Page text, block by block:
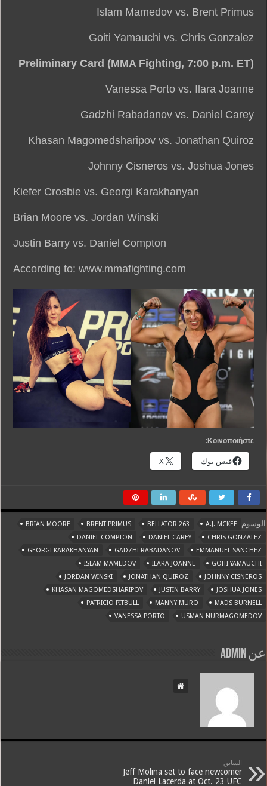
Islam Mamedov vs. Brent Primus
Goiti Yamauchi vs. Chris Gonzalez
Preliminary Card (MMA Fighting, 7:00 p.m. ET)
Vanessa Porto vs. Ilara Joanne
Gadzhi Rabadanov vs. Daniel Carey
Khasan Magomedsharipov vs. Jonathan Quiroz
Johnny Cisneros vs. Joshua Jones
Kiefer Crosbie vs. Georgi Karakhanyan
Brian Moore vs. Jordan Winski
Justin Barry vs. Daniel Compton
According to: www.mmafighting.com
Κοινοποιήστε:
فيس بوك X
الوسوم A.J. MCKEE
BELLATOR 263
BRENT PRIMUS
BRIAN MOORE
CHRIS GONZALEZ
DANIEL CAREY
DANIEL COMPTON
EMMANUEL SANCHEZ
GADZHI RABADANOV
GEORGI KARAKHANYAN
GOITI YAMAUCHI
ILARA JOANNE
ISLAM MAMEDOV
JOHNNY CISNEROS
JONATHAN QUIROZ
JORDAN WINSKI
JOSHUA JONES
JUSTIN BARRY
KHASAN MAGOMEDSHARIPOV
MADS BURNELL
MANNY MURO
PATRICIO PITBULL
USMAN NURMAGOMEDOV
VANESSA PORTO
عن admin
السابق
Jeff Molina set to face newcomer
Daniel Lacerda at Oct. 23 UFC